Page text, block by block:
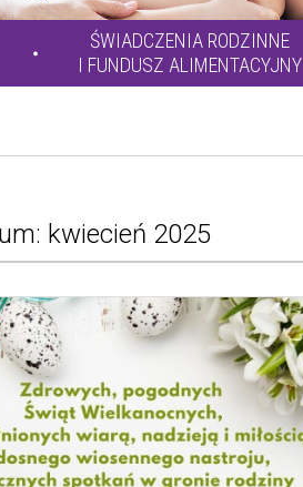
ŚWIADCZENIA RODZINNE
I FUNDUSZ ALIMENTACYJNY
kwiecień 2025